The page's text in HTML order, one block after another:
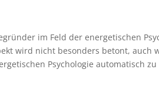
im Feld der energetischen
wird nicht besonders betont, auch
Psychologie automatisch